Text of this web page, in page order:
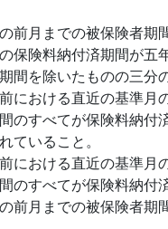
前月までの被保険者期
保険料納付済期間が五
間を除いたものの三分
における直近の基準月
のすべてが保険料納付
ていること。
における直近の基準月
のすべてが保険料納付
前月までの被保険者期